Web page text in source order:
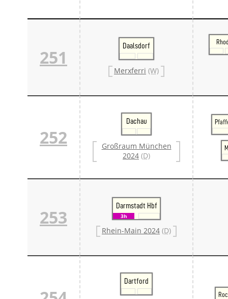
251
Daalsdorf
Merxferri (W)
252
Dachau
Großraum München
2024 (D)
253
Darmstadt Hbf
3h
Rhein-Main 2024 (D)
Dartford